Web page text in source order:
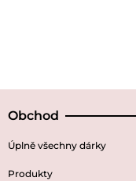
Obchod
Úplně všechny dárky
Produkty